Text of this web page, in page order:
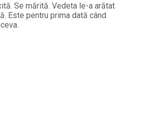
Se mărită. Vedeta le-a arătat
Este pentru prima dată când